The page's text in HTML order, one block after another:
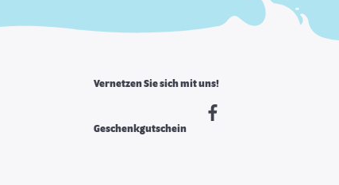
Vernetzen Sie sich mit uns!
Geschenkgutschein